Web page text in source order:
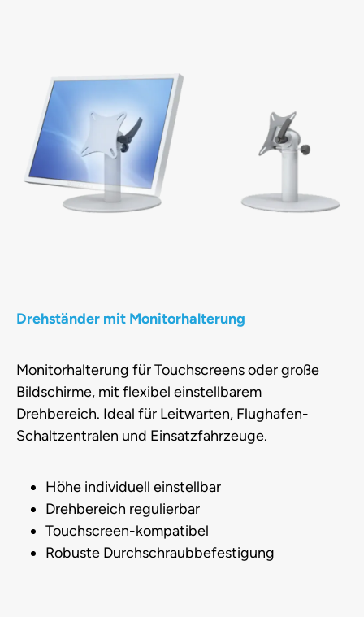
Drehständer mit Monitorhalterung
Monitorhalterung für Touchscreens oder große
Bildschirme, mit flexibel einstellbarem
Drehbereich. Ideal für Leitwarten, Flughafen-
Schaltzentralen und Einsatzfahrzeuge.
Höhe individuell einstellbar
Drehbereich regulierbar
Touchscreen-kompatibel
Robuste Durchschraubbefestigung